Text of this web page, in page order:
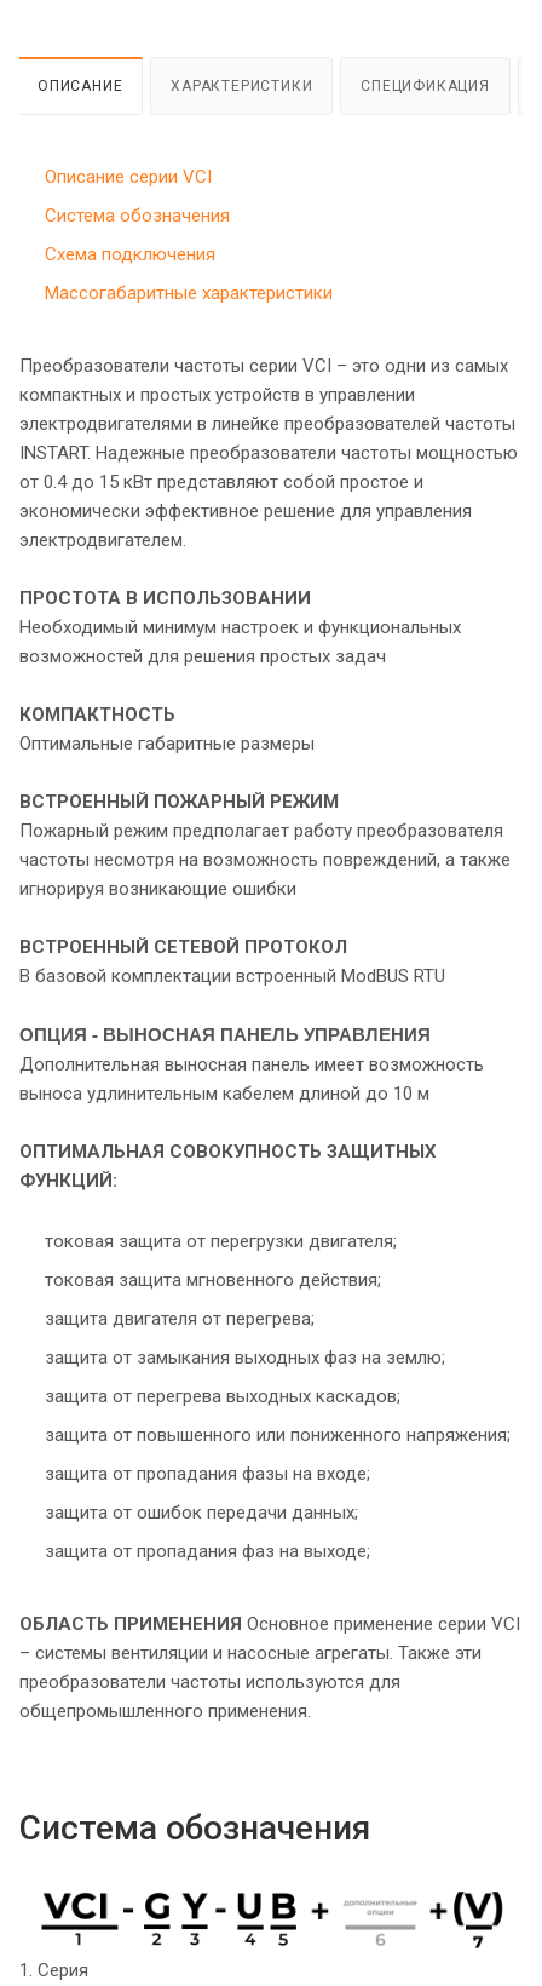
ОПИСАНИЕ ХАРАКТЕРИСТИКИ СПЕЦИФИКАЦИЯ
Описание серии VCI
Система обозначения
Схема подключения
Массогабаритные характеристики
Преобразователи частоты серии VCI – это одни из самых
компактных и простых устройств в управлении
электродвигателями в линейке преобразователей частоты
INSTART. Надежные преобразователи частоты мощностью
от 0.4 до 15 кВт представляют собой простое и
экономически эффективное решение для управления
электродвигателем.
ПРОСТОТА В ИСПОЛЬЗОВАНИИ
Необходимый минимум настроек и функциональных
возможностей для решения простых задач
КОМПАКТНОСТЬ
Оптимальные габаритные размеры
ВСТРОЕННЫЙ ПОЖАРНЫЙ РЕЖИМ
Пожарный режим предполагает работу преобразователя
частоты несмотря на возможность повреждений, а также
игнорируя возникающие ошибки
ВСТРОЕННЫЙ СЕТЕВОЙ ПРОТОКОЛ
В базовой комплектации встроенный ModBUS RTU
ОПЦИЯ - ВЫНОСНАЯ ПАНЕЛЬ УПРАВЛЕНИЯ
Дополнительная выносная панель имеет возможность
выноса удлинительным кабелем длиной до 10 м
ОПТИМАЛЬНАЯ СОВОКУПНОСТЬ ЗАЩИТНЫХ
ФУНКЦИЙ:
токовая защита от перегрузки двигателя;
токовая защита мгновенного действия;
защита двигателя от перегрева;
защита от замыкания выходных фаз на землю;
защита от перегрева выходных каскадов;
защита от повышенного или пониженного напряжения;
защита от пропадания фазы на входе;
защита от ошибок передачи данных;
защита от пропадания фаз на выходе;
ОБЛАСТЬ ПРИМЕНЕНИЯ Основное применение серии VCI
– системы вентиляции и насосные агрегаты. Также эти
преобразователи частоты используются для
общепромышленного применения.
Система обозначения
1. Серия